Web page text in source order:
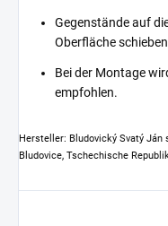
Gegenstände auf
Oberfläche
Bei der Montage
empfohlen.
Hersteller: Bludovický Svatý Ján
Bludovice, Tschechische